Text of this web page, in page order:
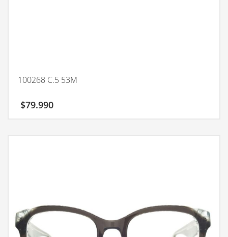
100268 C.5 53M
$79.990